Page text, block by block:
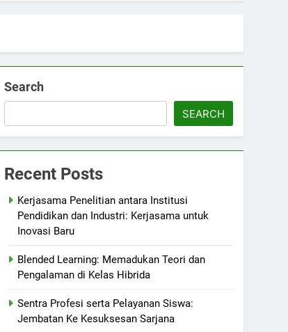
Search
SEARCH
Recent Posts
Kerjasama Penelitian antara Institusi
Pendidikan dan Industri: Kerjasama untuk
Inovasi Baru
Blended Learning: Memadukan Teori dan
Pengalaman di Kelas Hibrida
Sentra Profesi serta Pelayanan Siswa:
Jembatan Ke Kesuksesan Sarjana